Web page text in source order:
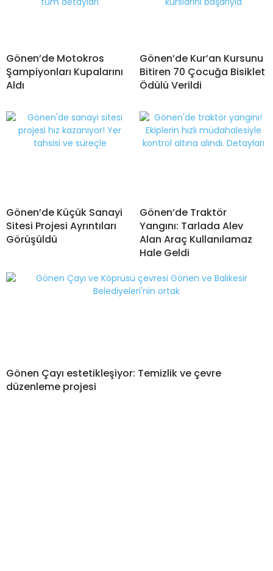
Gönen’de Motokros
Şampiyonları Kupalarını
Aldı
Gönen’de Kur’an Kursunu
Bitiren 70 Çocuğa Bisiklet
Ödülü Verildi
Gönen’de Küçük Sanayi
Sitesi Projesi Ayrıntıları
Görüşüldü
Gönen’de Traktör
Yangını: Tarlada Alev
Alan Araç Kullanılamaz
Hale Geldi
Gönen Çayı estetikleşiyor: Temizlik ve çevre
düzenleme projesi